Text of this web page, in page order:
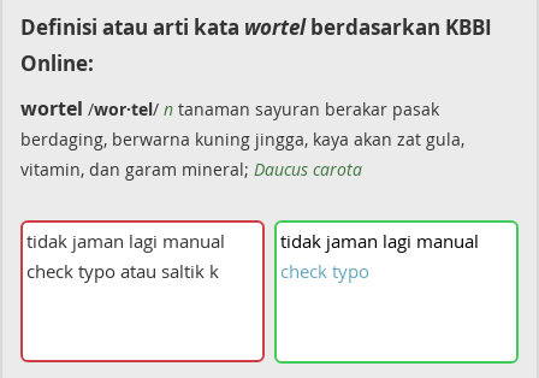
Definisi atau arti kata wortelberdasarkan KBBI
Online:
wortel /wor·tel/ n tanaman sayuran berakar pasak
berdaging, berwarna kuning jingga, kaya akan zat gula,
vitamin, dan garam mineral; Daucus carota
tidak jaman lagi manual
check typo